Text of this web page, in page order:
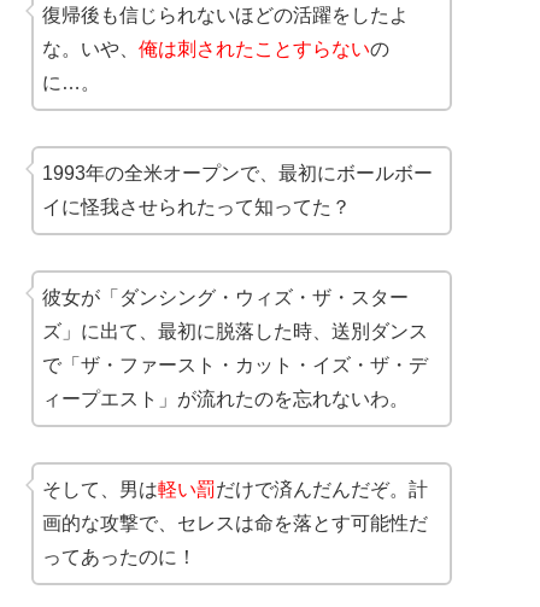
復帰後も信じられないほどの活躍をしたよ
な。いや、 俺は刺されたことすらないの
に…。
1993年の全米オープンで、最初にボールボー
イに怪我させられたって知ってた？
彼女が「ダンシング・ウィズ・ザ・スター
ズ」に出て、最初に脱落した時、送別ダンス
で「ザ・ファースト・カット・イズ・ザ・デ
ィープエスト」が流れたのを忘れないわ。
そして、男は軽い罰だけで済んだんだぞ。計
画的な攻撃で、セレスは命を落とす可能性だ
ってあったのに！